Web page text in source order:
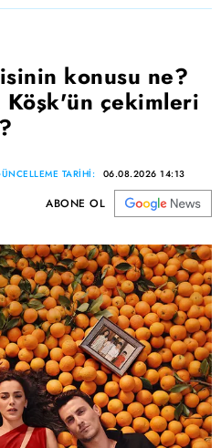
konusu ne?
çekimleri
TARİHİ: 06.08.2026 14:13
ABONE OL